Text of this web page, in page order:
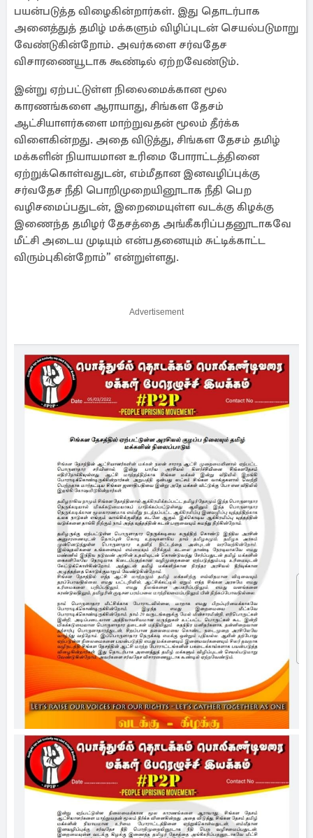
பயன்படுத்த விழைகின்றார்கள். இது தொடர்பாக
அனைத்துத் தமிழ் மக்களும் விழிப்புடன் செயல்படுமாறு
வேண்டுகின்றோம். அவர்களை சர்வதேச
விசாரணையூடாக கூண்டில் ஏற்றவேண்டும்.
இன்று ஏற்பட்டுள்ள நிலைமைக்கான மூல
காரணங்களை ஆராயாது, சிங்கள தேசம்
ஆட்சியாளர்களை மாற்றுவதன் மூலம் தீர்க்க
விளைகின்றது. அதை விடுத்து, சிங்கள தேசம் தமிழ்
மக்களின் நியாயமான உரிமை போராட்டத்தினை
ஏற்றுக்கொள்வதுடன், எம்மீதான இனவழிப்புக்கு
சர்வதேச நீதி பொறிமுறையினூடாக நீதி பெற
வழிசமைப்பதுடன், இறைமையுள்ள வடக்கு கிழக்கு
இணைந்த தமிழர் தேசத்தை அங்கீகரிப்பதனூடாகவே
மீட்சி அடைய முடியும் என்பதனையும் சுட்டிக்காட்ட
விரும்புகின்றோம்” என்றுள்ளது.
Advertisement